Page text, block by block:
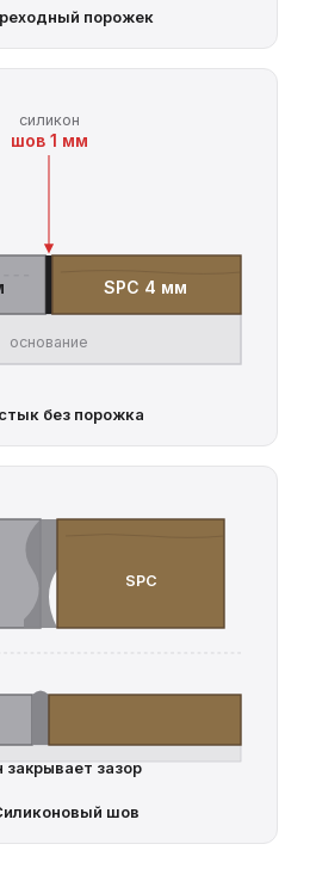
порожек
основание
SPC 4 мм
шов 1 мм
силикон
без порожка
SPC
закрывает зазор
шов